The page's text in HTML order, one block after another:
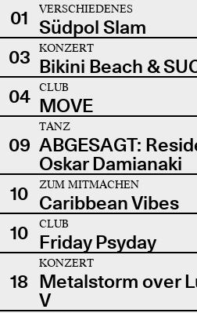
01
VERSCHIEDENES
Südpol Slam
03
KONZERT
Bikini Beach &
04
CLUB
MOVE
09
TANZ
ABGESAGT:
Oskar Damianaki
10
ZUM MITMACHEN
Caribbean Vibes
10
CLUB
Friday Psyday
18
KONZERT
Metalstorm over
V